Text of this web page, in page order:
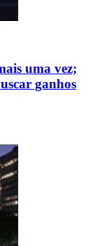
uma vez;
ganhos